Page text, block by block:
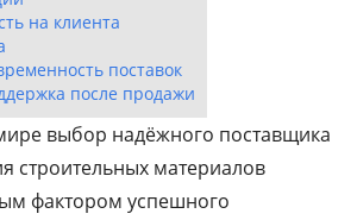
на клиента
поставок
после продажи
выбор надёжного поставщика
строительных материалов
фактором успешного